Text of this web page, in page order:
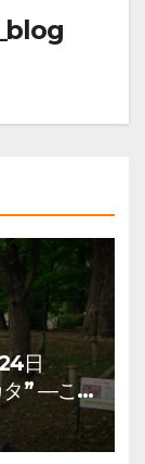
日
タ” ―こ
上野公